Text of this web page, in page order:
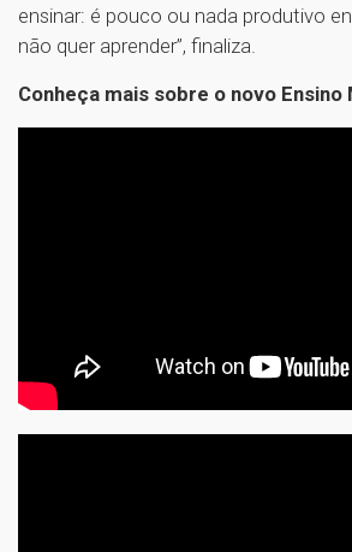
ensinar: é pouco ou nada produtivo
não quer aprender”, finaliza.
Conheça mais sobre o novo Ensino